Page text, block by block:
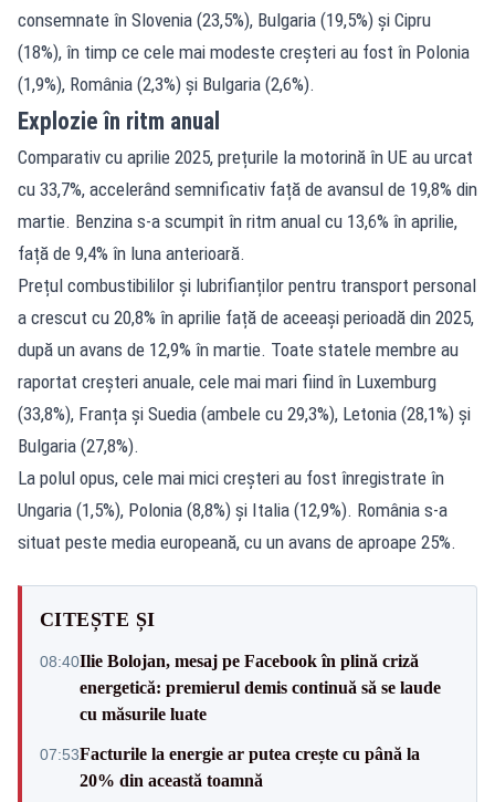
consemnate în Slovenia (23,5%), Bulgaria (19,5%) și Cipru
(18%), în timp ce cele mai modeste creșteri au fost în Polonia
(1,9%), România (2,3%) și Bulgaria (2,6%).
Explozie în ritm anual
Comparativ cu aprilie 2025, prețurile la motorină în UE au urcat
cu 33,7%, accelerând semnificativ față de avansul de 19,8% din
martie. Benzina s-a scumpit în ritm anual cu 13,6% în aprilie,
față de 9,4% în luna anterioară.
Prețul combustibililor și lubrifianților pentru transport personal
a crescut cu 20,8% în aprilie față de aceeași perioadă din 2025,
după un avans de 12,9% în martie. Toate statele membre au
raportat creșteri anuale, cele mai mari fiind în Luxemburg
(33,8%), Franța și Suedia (ambele cu 29,3%), Letonia (28,1%) și
Bulgaria (27,8%).
La polul opus, cele mai mici creșteri au fost înregistrate în
Ungaria (1,5%), Polonia (8,8%) și Italia (12,9%). România s-a
situat peste media europeană, cu un avans de aproape 25%.
CITEȘTE ȘI
08:40Ilie Bolojan, mesaj pe Facebook în plină criză
energetică: premierul demis continuă să se laude
cu măsurile luate
07:53Facturile la energie ar putea crește cu până la
20% din această toamnă